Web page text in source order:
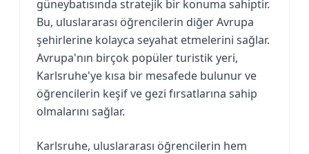
güneybatısında stratejik bir konuma sahiptir.
Bu, uluslararası öğrencilerin diğer Avrupa
şehirlerine kolayca seyahat etmelerini sağlar.
Avrupa'nın birçok popüler turistik yeri,
Karlsruhe'ye kısa bir mesafede bulunur ve
öğrencilerin keşif ve gezi fırsatlarına sahip
olmalarını sağlar.
Karlsruhe, uluslararası öğrencilerin hem